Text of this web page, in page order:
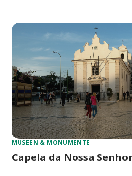
MUSEEN & MONUMENTE
Capela da Nossa